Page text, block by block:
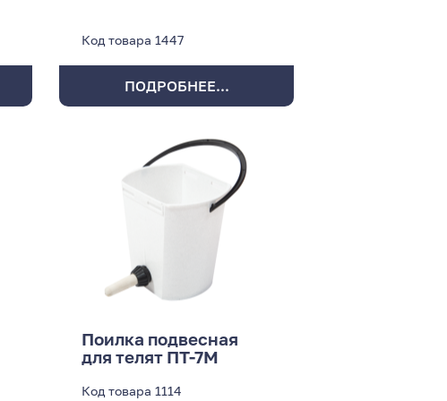
Код товара 1447
ПОДРОБНЕЕ...
Поилка подвесная
для телят ПТ-7М
Код товара 1114